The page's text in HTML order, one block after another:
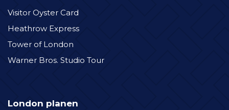
Visitor Oyster Card
Heathrow Express
Tower of London
Warner Bros. Studio Tour
London planen